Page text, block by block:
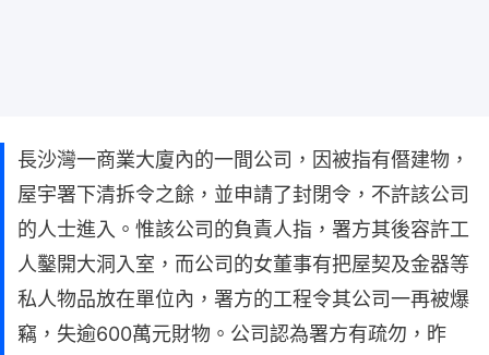
長沙灣一商業大廈內的一間公司，因被指有僭建物，
屋宇署下清拆令之餘，並申請了封閉令，不許該公司
的人士進入。惟該公司的負責人指，署方其後容許工
人鑿開大洞入室，而公司的女董事有把屋契及金器等
私人物品放在單位內，署方的工程令其公司一再被爆
竊，失逾600萬元財物。公司認為署方有疏勿，昨